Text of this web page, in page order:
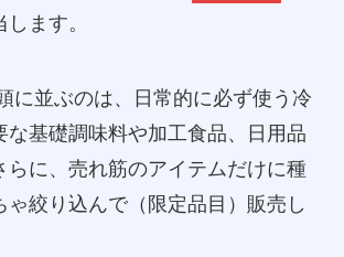
ます。
に並ぶのは、日常的に必ず使う冷
な基礎調味料や加工食品、日用品
らに、売れ筋のアイテムだけに種
ゃ絞り込んで（限定品目）販売し